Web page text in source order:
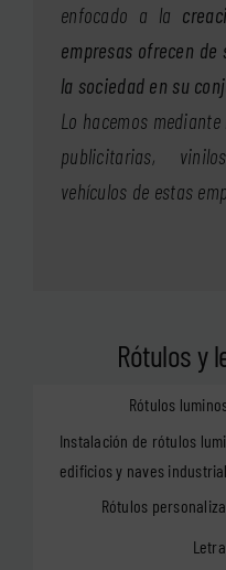
enfocado a la
empresas ofrecen
la sociedad en su
Lo hacemos
publicitarias,
vehículos de estas
Rótulos y
Rótulos
Instalación de rótulos
edificios y naves
Rótulos